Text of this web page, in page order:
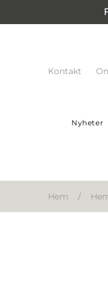
Kontakt
Nyheter
Hem /